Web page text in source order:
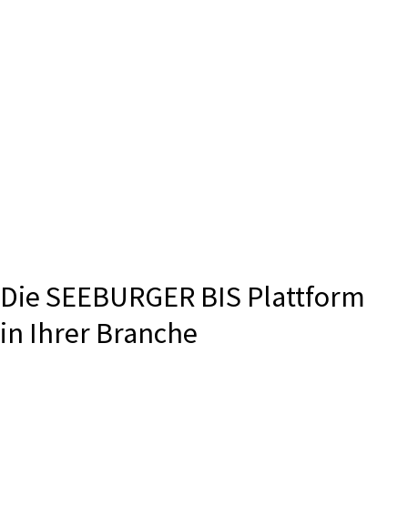
Die SEEBURGER BIS Plattform
in Ihrer Branche